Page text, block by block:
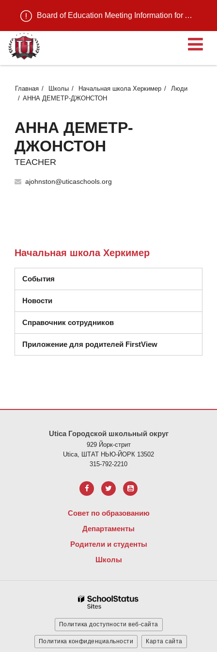
Board of Education Meeting Information for August 11, 2026
Главная Школы Начальная школа Херкимер
Люди
АННА ДЕМЕТР-ДЖОНСТОН
АННА ДЕМЕТР-
ДЖОНСТОН
TEACHER
ajohnston@uticaschools.org
Начальная школа Херкимер
События
Новости
Справочник сотрудников
Приложение для родителей FirstView
Utica Городской школьный округ
929 Йорк-стрит
Utica, ШТАТ НЬЮ-ЙОРК 13502
315-792-2210
Совет по образованию
Департаменты
Родители и студенты
Школы
Политика доступности веб-сайта
Политика конфиденциальности Карта сайта